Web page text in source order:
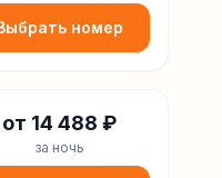
номер
от 14 488 ₽
за ночь